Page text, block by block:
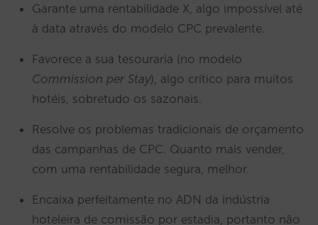
Garante uma rentabilidade X, algo impossível até
à data através do modelo CPC prevalente.
Favorece a sua tesouraria (no modelo
Commission per Stay), algo crítico para muitos
hotéis, sobretudo os sazonais.
Resolve os problemas tradicionais de orçamento
das campanhas de CPC. Quanto mais vender,
com uma rentabilidade segura, melhor.
Encaixa perfeitamente no ADN da indústria
hoteleira de comissão por estadia, portanto não